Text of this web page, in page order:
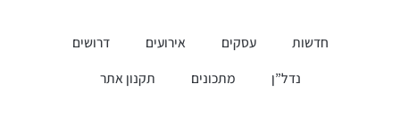
חדשות עסקים אירועים
דרושים
נדל”ן
מתכונים תקנון אתר